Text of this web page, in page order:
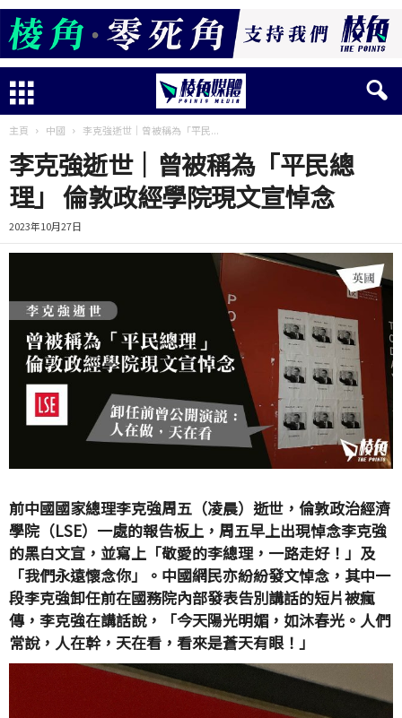
主頁 中國 李克強逝世｜曾被稱為「平民...
李克強逝世｜曾被稱為「平民總
理」 倫敦政經學院現文宣悼念
2023年10月27日
前中國國家總理李克強周五（凌晨）逝世，倫敦政治經濟
學院（LSE）一處的報告板上，周五早上出現悼念李克強
的黑白文宣，並寫上「敬愛的李總理，一路走好！」及
「我們永遠懷念你」。中國網民亦紛紛發文悼念，其中一
段李克強卸任前在國務院內部發表告別講話的短片被瘋
傳，李克強在講話說，「今天陽光明媚，如沐春光。人們
常說，人在幹，天在看，看來是蒼天有眼！」